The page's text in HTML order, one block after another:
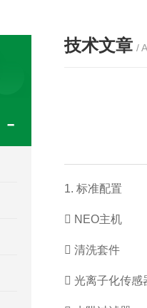
技术文章 /
1. 标准配置
 NEO主机
 清洗套件
 光离子化传